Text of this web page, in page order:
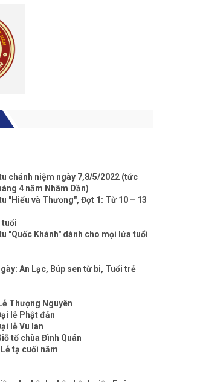
chánh niệm ngày 7,8/5/2022 (tức
4 năm Nhâm Dần)
"Hiểu và Thương", Đợt 1: Từ 10 – 13
tuổi
"Quốc Khánh" dành cho mọi lứa tuổi
An Lạc, Búp sen từ bi, Tuổi trẻ
Thượng Nguyên
lễ Phật đản
lễ Vu lan
tổ chùa Đình Quán
tạ cuối năm